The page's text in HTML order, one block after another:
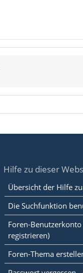
Hilfe zu dieser
Übersicht der Hilfe
Die Suchfunktion
Foren-Benutzerkonto
registrieren)
Foren-Thema